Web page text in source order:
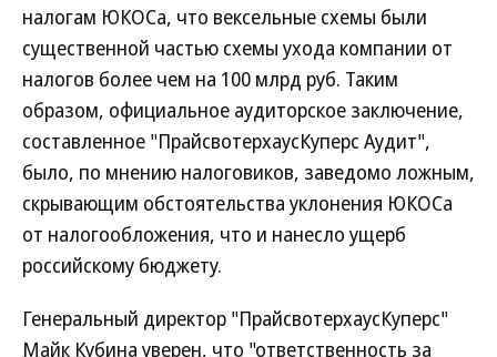
налогам ЮКОСа, что вексельные схемы были
существенной частью схемы ухода компании от
налогов более чем на 100 млрд руб. Таким
образом, официальное аудиторское заключение,
составленное "ПрайсвотерхаусКуперс Аудит",
было, по мнению налоговиков, заведомо ложным,
скрывающим обстоятельства уклонения ЮКОСа
от налогообложения, что и нанесло ущерб
российскому бюджету.
Генеральный директор "ПрайсвотерхаусКуперс"
Майк Кубина уверен, что "ответственность за